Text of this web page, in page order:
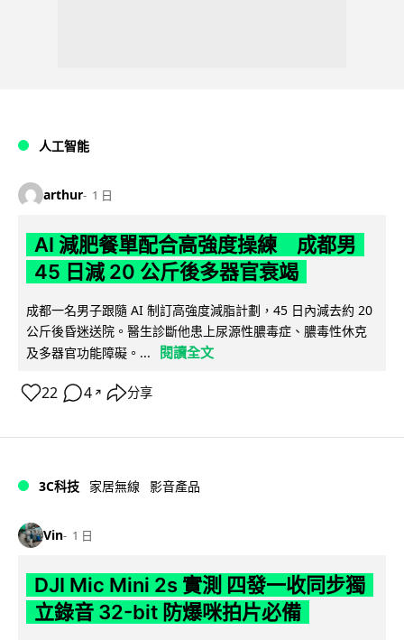
人工智能
arthur 1 日
AI 減肥餐單配合高強度操練 成都男
45 日減 20 公斤後多器官衰竭
成都一名男子跟隨 AI 制訂高強度減脂計劃，45 日內減去約 20
公斤後昏迷送院。醫生診斷他患上尿源性膿毒症、膿毒性休克
及多器官功能障礙。...
閱讀全文
22 4 ↗ 分享
3C科技 家居無線 影音產品
Vin 1 日
DJI Mic Mini 2s 實測 四發一收同步獨
立錄音 32-bit 防爆咪拍片必備